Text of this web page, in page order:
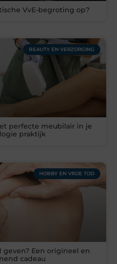
VvE-begroting op?
BEAUTY EN VERZORGING
perfecte meubilair in je
praktijk
HOBBY EN VRIJE TIJD
geven? Een origineel en
cadeau